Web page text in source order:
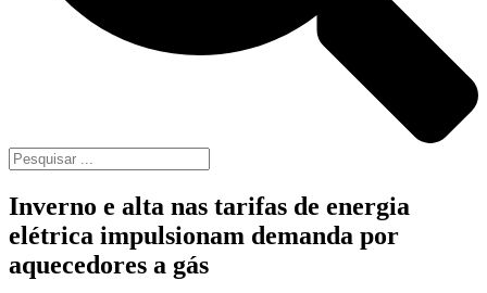
Inverno e alta nas tarifas de energia
elétrica impulsionam demanda por
aquecedores a gás